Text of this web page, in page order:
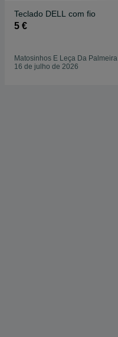
Teclado DELL com fio
5 €
Matosinhos E Leça Da Palmeira
16 de julho de 2026